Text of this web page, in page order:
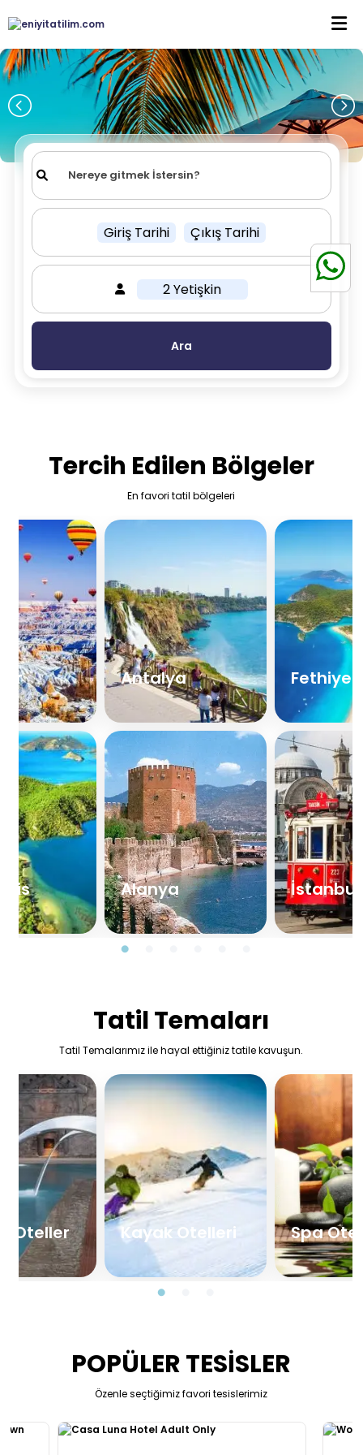
Giriş Tarihi Çıkış Tarihi
2 Yetişkin
Ara
Tercih Edilen Bölgeler
En favori tatil bölgeleri
Antalya
Alanya
Fethiye
İstanbul
Tatil Temaları
Tatil Temalarımız ile hayal ettiğiniz tatile kavuşun.
Oteller Kayak Otelleri Spa
POPÜLER TESİSLER
Özenle seçtiğimiz favori tesislerimiz